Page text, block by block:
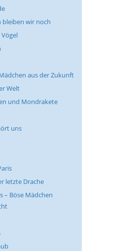
bleiben wir noch
aus der Zukunft
Welt
und Mondrakete
uns
letzte Drache
– Böse Mädchen